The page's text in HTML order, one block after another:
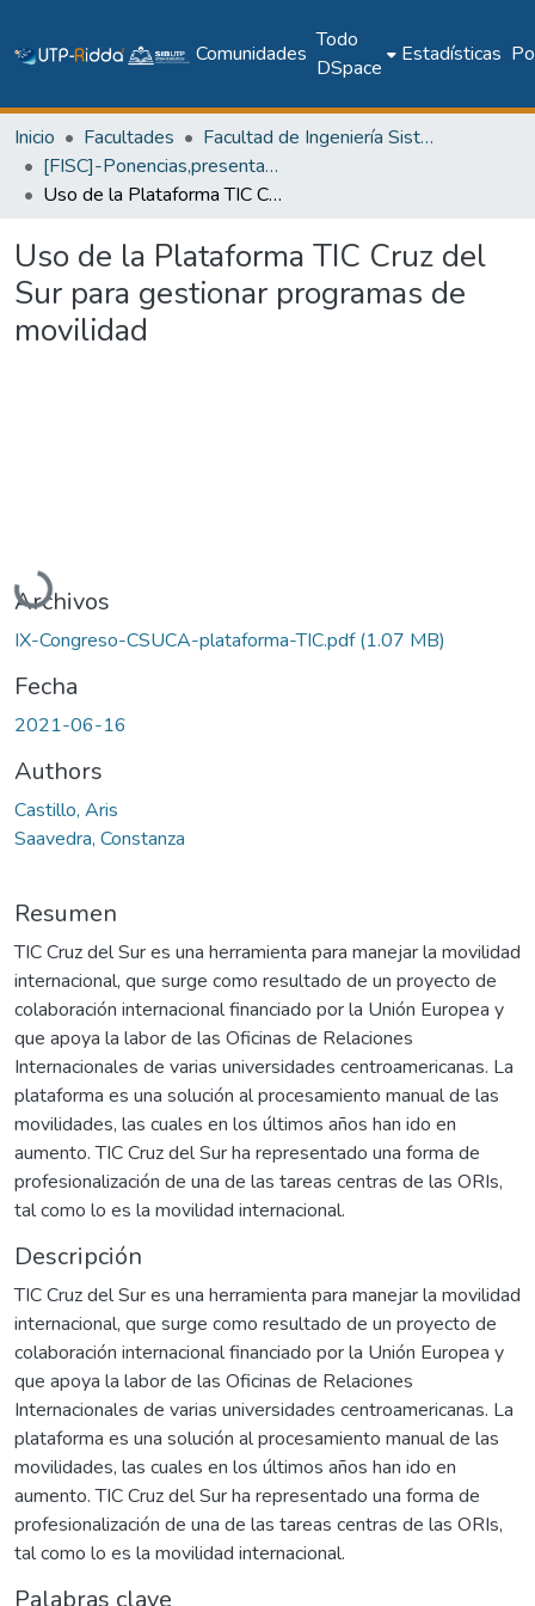
Comunidades
Todo
DSpace
Estadísticas
Inicio Facultades
Facultad de Ingeniería Sistemas Computacionales
[FISC]-Ponencias,presentaciones y pósteres
Uso de la Plataforma TIC Cruz del Sur para gestionar programas de movilidad
Uso de la Plataforma TIC Cruz del
Sur para gestionar programas de
movilidad
Cargando...
Archivos
IX-Congreso-CSUCA-plataforma-TIC.pdf(1.07 MB)
Fecha
2021-06-16
Authors
Castillo, Aris
Saavedra, Constanza
Resumen
TIC Cruz del Sur es una herramienta para manejar la movilidad
internacional, que surge como resultado de un proyecto de
colaboración internacional financiado por la Unión Europea y
que apoya la labor de las Oficinas de Relaciones
Internacionales de varias universidades centroamericanas. La
plataforma es una solución al procesamiento manual de las
movilidades, las cuales en los últimos años han ido en
aumento. TIC Cruz del Sur ha representado una forma de
profesionalización de una de las tareas centras de las ORIs,
tal como lo es la movilidad internacional.
Descripción
TIC Cruz del Sur es una herramienta para manejar la movilidad
internacional, que surge como resultado de un proyecto de
colaboración internacional financiado por la Unión Europea y
que apoya la labor de las Oficinas de Relaciones
Internacionales de varias universidades centroamericanas. La
plataforma es una solución al procesamiento manual de las
movilidades, las cuales en los últimos años han ido en
aumento. TIC Cruz del Sur ha representado una forma de
profesionalización de una de las tareas centras de las ORIs,
tal como lo es la movilidad internacional.
Palabras clave